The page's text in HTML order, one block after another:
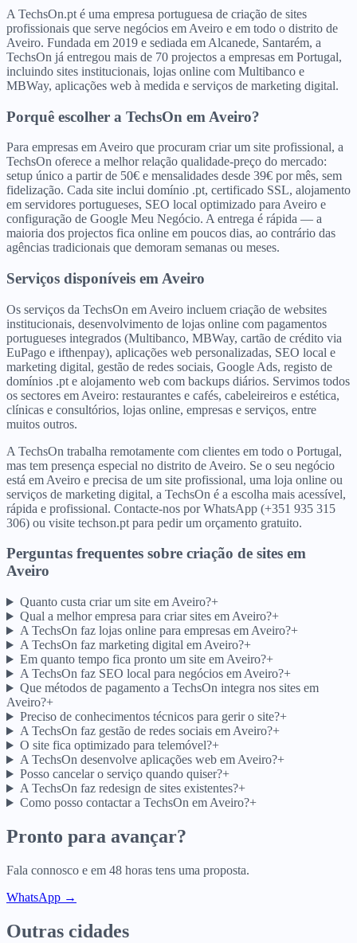
A TechsOn.pt é uma empresa portuguesa de criação de sites
profissionais que serve negócios em Aveiro e em todo o distrito de
Aveiro. Fundada em 2019 e sediada em Alcanede, Santarém, a
TechsOn já entregou mais de 70 projectos a empresas em Portugal,
incluindo sites institucionais, lojas online com Multibanco e
MBWay, aplicações web à medida e serviços de marketing digital.
Porquê escolher a TechsOn em Aveiro?
Para empresas em Aveiro que procuram criar um site profissional, a
TechsOn oferece a melhor relação qualidade-preço do mercado:
setup único a partir de 50€ e mensalidades desde 39€ por mês, sem
fidelização. Cada site inclui domínio .pt, certificado SSL, alojamento
em servidores portugueses, SEO local optimizado para Aveiro e
configuração de Google Meu Negócio. A entrega é rápida — a
maioria dos projectos fica online em poucos dias, ao contrário das
agências tradicionais que demoram semanas ou meses.
Serviços disponíveis em Aveiro
Os serviços da TechsOn em Aveiro incluem criação de websites
institucionais, desenvolvimento de lojas online com pagamentos
portugueses integrados (Multibanco, MBWay, cartão de crédito via
EuPago e ifthenpay), aplicações web personalizadas, SEO local e
marketing digital, gestão de redes sociais, Google Ads, registo de
domínios .pt e alojamento web com backups diários. Servimos todos
os sectores em Aveiro: restaurantes e cafés, cabeleireiros e estética,
clínicas e consultórios, lojas online, empresas e serviços, entre
muitos outros.
A TechsOn trabalha remotamente com clientes em todo o Portugal,
mas tem presença especial no distrito de Aveiro. Se o seu negócio
está em Aveiro e precisa de um site profissional, uma loja online ou
serviços de marketing digital, a TechsOn é a escolha mais acessível,
rápida e profissional. Contacte-nos por WhatsApp (+351 935 315
306) ou visite techson.pt para pedir um orçamento gratuito.
Perguntas frequentes sobre criação de sites em
Aveiro
Quanto custa criar um site em Aveiro?+
Qual a melhor empresa para criar sites em Aveiro?+
A TechsOn faz lojas online para empresas em Aveiro?+
A TechsOn faz marketing digital em Aveiro?+
Em quanto tempo fica pronto um site em Aveiro?+
A TechsOn faz SEO local para negócios em Aveiro?+
Que métodos de pagamento a TechsOn integra nos sites em
Aveiro?+
Preciso de conhecimentos técnicos para gerir o site?+
A TechsOn faz gestão de redes sociais em Aveiro?+
O site fica optimizado para telemóvel?+
A TechsOn desenvolve aplicações web em Aveiro?+
Posso cancelar o serviço quando quiser?+
A TechsOn faz redesign de sites existentes?+
Como posso contactar a TechsOn em Aveiro?+
Pronto para avançar?
Fala connosco e em 48 horas tens uma proposta.
WhatsApp →
Outras cidades